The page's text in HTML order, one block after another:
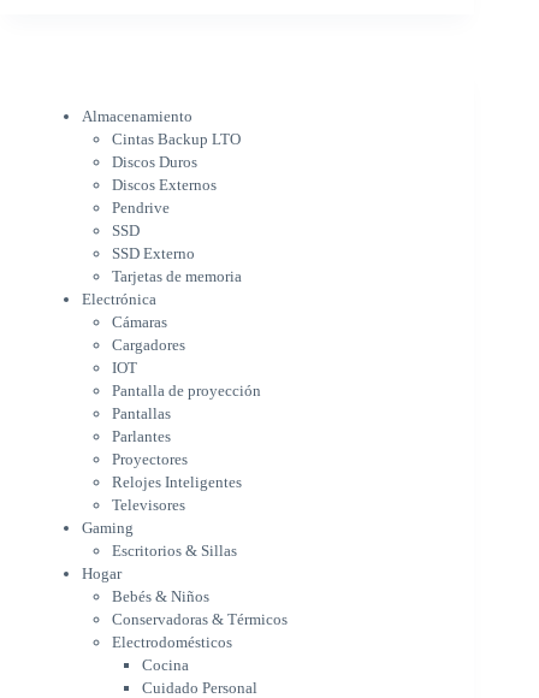
Cámaras
Cargadores
IOT
Pantalla de proyección
Pantallas
Proyectores
Relojes Inteligentes
Televisores
Gaming
Escritorios & Sillas
Hogar
Bebés & Niños
Conservadoras & Térmicos
Electrodomésticos
Cocina
Cuidado Personal
Limpieza & Organización
Equipos de oficina
Herramientas & Utilidad
Impresoras
A chorro
Etiqueta & Ticket
Formato Ancho & Plotters
Almacenamiento
Cintas Backup LTO
Discos Duros
Discos Externos
Pendrive
SSD
SSD Externo
Tarjetas de memoria
Electrónica
Cámaras
Cargadores
IOT
Pantalla de proyección
Pantallas
Parlantes
Proyectores
Relojes Inteligentes
Televisores
Gaming
Escritorios & Sillas
Hogar
Bebés & Niños
Conservadoras & Térmicos
Electrodomésticos
Cocina
Cuidado Personal